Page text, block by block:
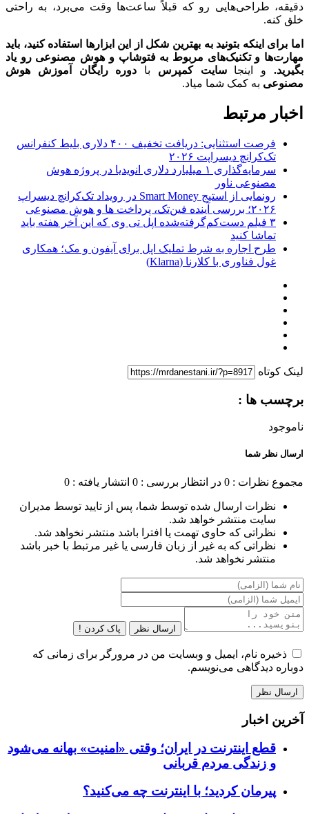
دقیقه، طراحی‌هایی رو که قبلاً ساعت‌ها وقت می‌برد، به راحتی
خلق کنه.
اما برای اینکه بتونید به بهترین شکل از این ابزارها استفاده کنید، باید
مهارت‌ها و تکنیک‌های مربوط به فتوشاپ و هوش مصنوعی رو یاد
بگیرید.و اینجاسایت کمپرس با دوره‌ رایگان آموزش هوش
مصنوعی به کمک شما میاد.
اخبار مرتبط
فرصت استثنایی: دریافت تخفیف ۴۰۰ دلاری بلیط کنفرانس
تک‌کرانچ دیسراپت ۲۰۲۶
سرمایه‌گذاری ۱ میلیارد دلاری انویدیا در پروژه هوش
مصنوعی ناور
رونمایی از استیج Smart Money در رویداد تک‌کرانچ دیسراپ
۲۰۲۶؛ بررسی آینده فین‌تک، پرداخت‌ ها و هوش مصنوعی
۳ فیلم دست‌کم‌گرفته‌شده اپل تی وی که این آخر هفته باید
تماشا کنید
طرح اجاره به شرط تملیک اپل برای آیفون و مک؛ همکاری
غول فناوری با کلارنا (Klarna)
لینک کوتاه
برچسب ها :
ناموجود
ارسال نظر شما
مجموع نظرات : 0 در انتظار بررسی : 0 انتشار یافته : 0
نظرات ارسال شده توسط شما، پس از تایید توسط مدیران
سایت منتشر خواهد شد.
نظراتی که حاوی تهمت یا افترا باشد منتشر نخواهد شد.
نظراتی که به غیر از زبان فارسی یا غیر مرتبط با خبر باشد
منتشر نخواهد شد.
ارسال نظر پاک کردن !
ذخیره نام، ایمیل و وبسایت من در مرورگر برای زمانی که
دوباره دیدگاهی می‌نویسم.
آخرین اخبار
قطع اینترنت در ایران؛ وقتی «امنیت» بهانه می‌شود
و زندگی مردم قربانی
پیرمان کردید؛ با اینترنت چه می‌کنید؟